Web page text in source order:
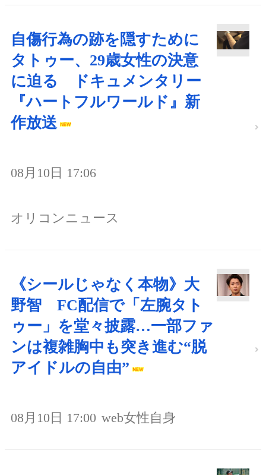
自傷行為の跡を隠すために
タトゥー、29歳女性の決意
に迫る ドキュメンタリー
『ハートフルワールド』新
作放送
08月10日 17:06
オリコンニュース
《シールじゃなく本物》大
野智 FC配信で「左腕タト
ゥー」を堂々披露…一部ファ
ンは複雑胸中も突き進む“脱
アイドルの自由”
08月10日 17:00 web女性自身